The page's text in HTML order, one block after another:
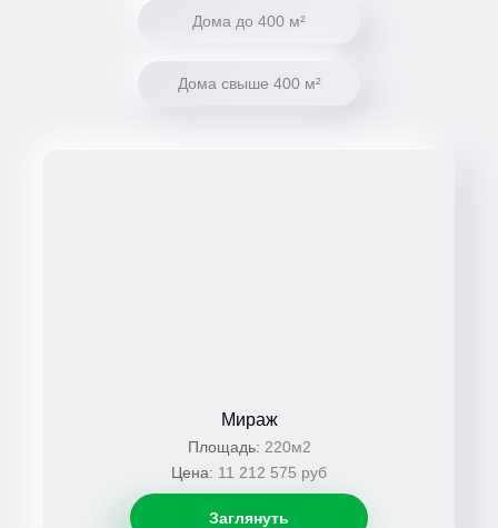
Дома до 400 м²
Дома свыше 400 м²
Мираж
Площадь: 220м2
Цена: 11 212 575 руб
Заглянуть